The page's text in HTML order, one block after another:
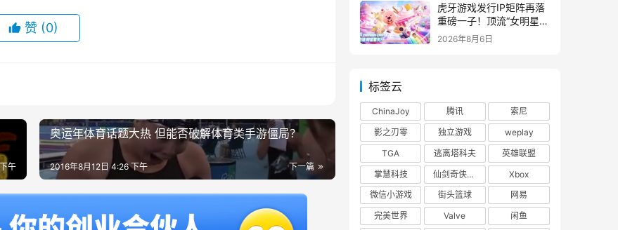
赞 (0)
午
奥运年体育话题大热 但能否破解体育类手游僵局？
下一篇
2016年8月12日 4:26 下午
虎牙游戏发行IP矩阵再落
重磅一子！顶流“女明星”
ZANMANG LOOPY 正版
2026年8月6日
标签云
ChinaJoy 腾讯
索尼
影之刃零
独立游戏
weplay
TGA
逃离塔科夫
英雄联盟
掌慧科技
仙剑奇侠传四
Xbox
微信小游戏
街头篮球
网易
完美世界
Valve
闲鱼